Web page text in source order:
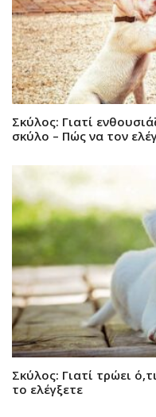
Σκύλος: Γιατί
σκύλο – Πώς να τον
Σκύλος: Γιατί τρώει
το ελέγξετε